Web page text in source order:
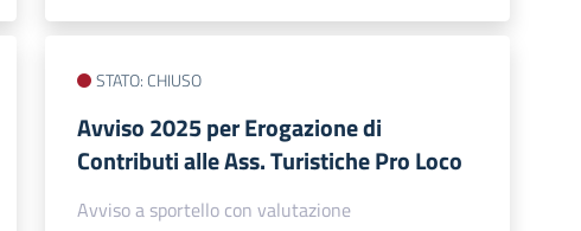
STATO: CHIUSO
Avviso 2025 per Erogazione di
Contributi alle Ass. Turistiche Pro Loco
Avviso a sportello con valutazione